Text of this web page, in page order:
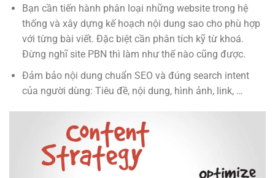
Bạn cần tiến hành phân loại những website trong hệ
thống và xây dựng kế hoạch nội dung sao cho phù hợp
với từng bài viết. Đặc biệt cần phân tích kỹ từ khoá.
Đừng nghĩ site PBN thì làm như thế nào cũng được.
Đảm bảo nội dung chuẩn SEO và đúng search intent
của người dùng: Tiêu đề, nội dung, hình ảnh, link, …